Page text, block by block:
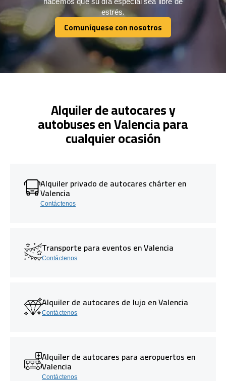
estrés.
Comuníquese con nosotros
Comuníquese con nosotros
Alquiler de autocares y
autobuses en Valencia para
cualquier ocasión
Alquiler privado de autocares chárter en
Valencia
Contáctenos
Transporte para eventos en Valencia
Contáctenos
Alquiler de autocares de lujo en Valencia
Contáctenos
Alquiler de autocares para aeropuertos en
Valencia
Contáctenos